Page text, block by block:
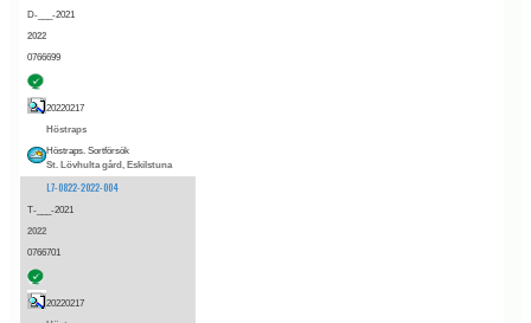
D-___-2021
2022
0766699
20220217
Höstraps
Höstraps. Sortförsök
St. Lövhulta gård, Eskilstuna
L7-0822-2022-004
T-___-2021
2022
0766701
20220217